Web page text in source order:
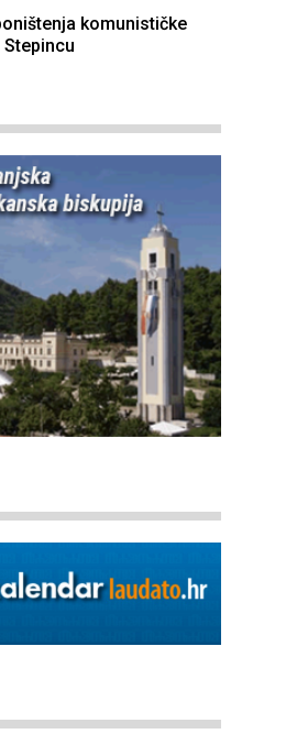
komunističke